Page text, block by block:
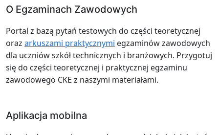
O Egzaminach Zawodowych
Portal z bazą pytań testowych do części teoretycznej
oraz arkuszami praktycznymi egzaminów zawodowych
dla uczniów szkół technicznych i branżowych. Przygotuj
się do części teoretycznej i praktycznej egzaminu
zawodowego CKE z naszymi materiałami.
Aplikacja mobilna